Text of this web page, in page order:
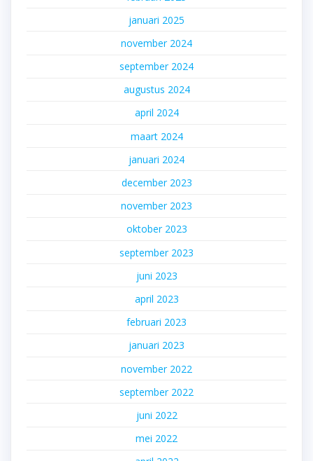
januari 2025
november 2024
september 2024
augustus 2024
april 2024
maart 2024
januari 2024
december 2023
november 2023
oktober 2023
september 2023
juni 2023
april 2023
februari 2023
januari 2023
november 2022
september 2022
juni 2022
mei 2022